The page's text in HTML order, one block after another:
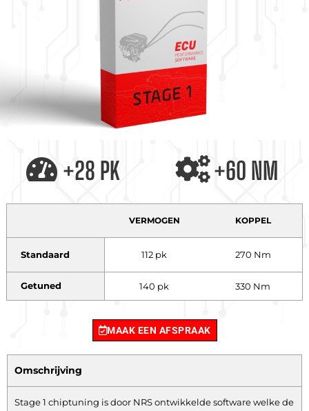
+28 PK +60 NM
VERMOGEN KOPPEL
Standaard 112 pk 270 Nm
Getuned 140 pk 330 Nm
MAAK EEN AFSPRAAK
Omschrijving
Stage 1 chiptuning is door NRS ontwikkelde software welke de